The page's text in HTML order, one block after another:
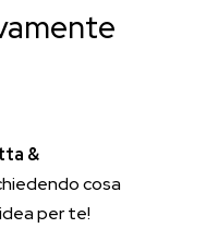
&
cosa
per te!